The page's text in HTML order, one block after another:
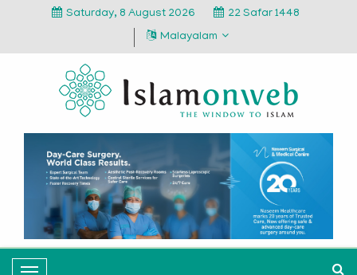
Saturday, 8 August 2026
22 Safar 1448
Malayalam